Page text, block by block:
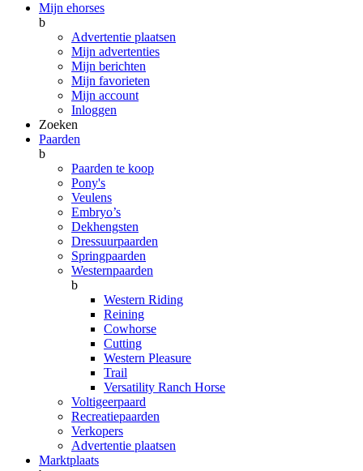
Mijn ehorses
b
Advertentie plaatsen
Mijn advertenties
Mijn berichten
Mijn favorieten
Mijn account
Inloggen
Zoeken
Paarden
b
Paarden te koop
Pony's
Veulens
Embryo’s
Dekhengsten
Dressuurpaarden
Springpaarden
Westernpaarden
b
Western Riding
Reining
Cowhorse
Cutting
Western Pleasure
Trail
Versatility Ranch Horse
Voltigeerpaard
Recreatiepaarden
Verkopers
Advertentie plaatsen
Marktplaats